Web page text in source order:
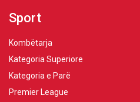
Sport
Kombëtarja
Kategoria Superiore
Kategoria e Parë
Premier League